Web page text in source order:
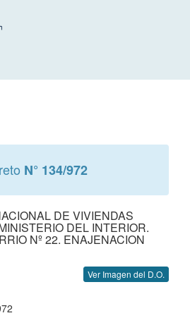
N° 134/972
DE VIVIENDAS
DEL INTERIOR.
Nº 22. ENAJENACION
Ver Imagen del D.O.